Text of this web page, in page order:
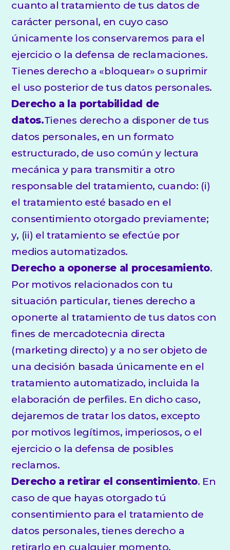
cuanto al tratamiento de tus datos de
carácter personal, en cuyo caso
únicamente los conservaremos para el
ejercicio o la defensa de reclamaciones.
Tienes derecho a «bloquear» o suprimir
el uso posterior de tus datos personales.
Derecho a la portabilidad de
datos.Tienes derecho a disponer de tus
datos personales, en un formato
estructurado, de uso común y lectura
mecánica y para transmitir a otro
responsable del tratamiento, cuando: (i)
el tratamiento esté basado en el
consentimiento otorgado previamente;
y, (ii) el tratamiento se efectúe por
medios automatizados.
Derecho a oponerse al procesamiento.
Por motivos relacionados con tu
situación particular, tienes derecho a
oponerte al tratamiento de tus datos con
fines de mercadotecnia directa
(marketing directo) y a no ser objeto de
una decisión basada únicamente en el
tratamiento automatizado, incluida la
elaboración de perfiles. En dicho caso,
dejaremos de tratar los datos, excepto
por motivos legítimos, imperiosos, o el
ejercicio o la defensa de posibles
reclamos.
Derecho a retirar el consentimiento. En
caso de que hayas otorgado tú
consentimiento para el tratamiento de
datos personales, tienes derecho a
retirarlo en cualquier momento.